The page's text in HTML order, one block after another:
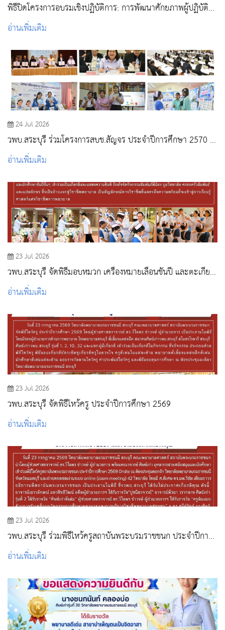
พิธีปิดโครงการอบรมเชิงปฏิบัติการ: การพัฒนาศักยภาพผู้ปฏิบัติ
งานด้านวัคซีนและภูมิคุ้มกันโรค
อ่านเพิ่มเติม
24 Jul 2026
วพบ.สระบุรี ร่วมโครงการสบช.สัญจร ประจำปีการศึกษา 2570 ณ
วพบ.พระพุทธบาท
อ่านเพิ่มเติม
23 Jul 2026
วพบ.สระบุรี จัดพิธีมอบหมวก เครื่องหมายเลื่อนชั้นปี และตะเกียง
ประจำปีการศึกษา 2569
อ่านเพิ่มเติม
23 Jul 2026
วพบ.สระบุรี จัดพิธีไหว้ครู ประจำปีการศึกษา 2569
อ่านเพิ่มเติม
23 Jul 2026
วพบ.สระบุรี ร่วมพิธีไหว้ครูสถาบันพระบรมราชชนก ประจำปีการ
ศึกษา 2569 และรับโล่ประกาศเกียรติคุณ
อ่านเพิ่มเติม